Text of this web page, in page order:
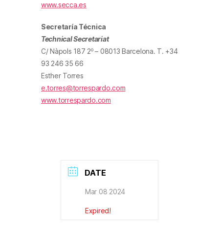
www.secca.es
Secretaría Técnica
Technical Secretariat
C/ Nàpols 187 2o– 08013 Barcelona. T. +34
93 246 35 66
Esther Torres
e.torres@torrespardo.com
www.torrespardo.com
DATE
Mar 08 2024
Expired!